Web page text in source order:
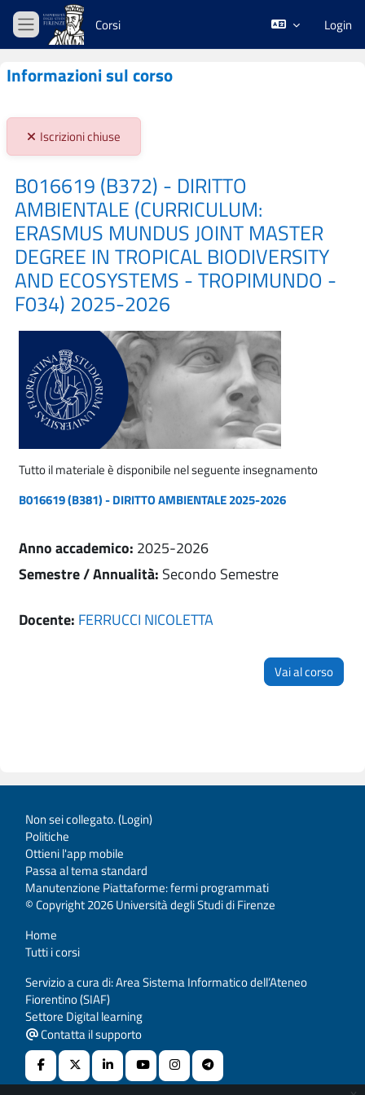
Vai al contenuto principale
Pannello laterale
Corsi Login
Informazioni sul corso
Stato iscrizioni:
Iscrizioni chiuse
B016619 (B372) - DIRITTO
AMBIENTALE (CURRICULUM:
ERASMUS MUNDUS JOINT MASTER
DEGREE IN TROPICAL BIODIVERSITY
AND ECOSYSTEMS - TROPIMUNDO -
F034) 2025-2026
Tutto il materiale è disponibile nel seguente insegnamento
B016619 (B381) - DIRITTO AMBIENTALE 2025-2026
Anno accademico: 2025-2026
Semestre / Annualità: Secondo Semestre
Docente: FERRUCCI NICOLETTA
Vai al corso
Non sei collegato. (Login)
Politiche
Ottieni l'app mobile
Passa al tema standard
Manutenzione Piattaforme: fermi programmati
© Copyright 2026 Università degli Studi di Firenze
Home
Tutti i corsi
Servizio a cura di: Area Sistema Informatico dell’Ateneo
Fiorentino (SIAF)
Settore Digital learning
Contatta il supporto